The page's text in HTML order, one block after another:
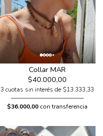
Collar MAR
$40.000,00
3 cuotas sin interés de $13.333,33
$36.000,00 con transferencia